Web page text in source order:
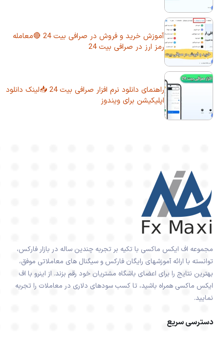
آموزش خرید و فروش در صرافی بیت 24 🔴معامله
رمز ارز در صرافی بیت 24
راهنمای دانلود نرم افزار صرافی بیت 24 📥لینک دانلود
اپلیکیشن برای ویندوز
مجموعه اف ایکس ماکسی با تکیه بر تجربه چندین ساله در بازار فارکس،
توانسته با ارائه آموزشهای رایگان فارکس و سیگنال های معاملاتی موفق،
بهترین نتایج را برای اعضای باشگاه مشتریان خود رقم بزند. از اینرو با اف
ایکس ماکسی همراه باشید، تا کسب سودهای دلاری در معاملات را تجربه
نمایید.
دسترسی سریع